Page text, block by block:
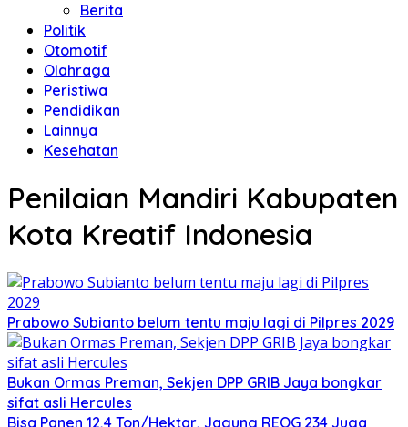
Berita
Politik
Otomotif
Olahraga
Peristiwa
Pendidikan
Lainnya
Kesehatan
Penilaian Mandiri Kabupaten
Kota Kreatif Indonesia
Prabowo Subianto belum tentu maju lagi di Pilpres 2029
Bukan Ormas Preman, Sekjen DPP GRIB Jaya bongkar
sifat asli Hercules
Bisa Panen 12,4 Ton/Hektar, Jagung REOG 234 Juga